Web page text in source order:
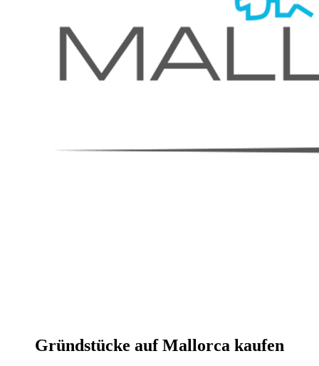
Gründstücke auf Mallorca kaufen